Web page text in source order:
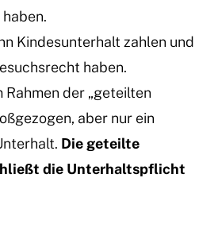
Kindesunterhalt zahlen und
haben.
Rahmen der „geteilten
aber nur ein
Die geteilte
die Unterhaltspflicht